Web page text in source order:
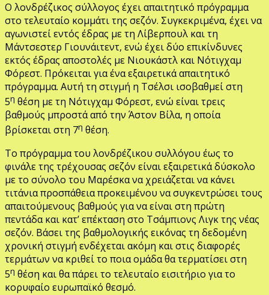
Ο λονδρέζικος σύλλογος έχει απαιτητικό πρόγραμμα
στο τελευταίο κομμάτι της σεζόν. Συγκεκριμένα, έχει να
αγωνιστεί εντός έδρας με τη Λίβερπουλ και τη
Μάντσεστερ Γιουνάιτεντ, ενώ έχει δύο επικίνδυνες
εκτός έδρας αποστολές με Νιουκάστλ και Νότιγχαμ
Φόρεστ. Πρόκειται για ένα εξαιρετικά απαιτητικό
πρόγραμμα. Αυτή τη στιγμή η Τσέλσι ισοβαθμεί στη
5η θέση με τη Νότιγχαμ Φόρεστ, ενώ είναι τρεις
βαθμούς μπροστά από την Άστον Βίλα, η οποία
βρίσκεται στη 7η θέση.
Το πρόγραμμα του λονδρέζικου συλλόγου έως το
φινάλε της τρέχουσας σεζόν είναι εξαιρετικά δύσκολο
με το σύνολο του Μαρέσκα να χρειάζεται να κάνει
τιτάνια προσπάθεια προκειμένου να συγκεντρώσει τους
απαιτούμενους βαθμούς για να είναι στη πρώτη
πεντάδα και κατ’ επέκταση στο Τσάμπιονς Λιγκ της νέας
σεζόν. Βάσει της βαθμολογικής εικόνας τη δεδομένη
χρονική στιγμή ενδέχεται ακόμη και στις διαφορές
τερμάτων να κριθεί το ποια ομάδα θα τερματίσει στη
5η θέση και θα πάρει το τελευταίο εισιτήριο για το
κορυφαίο ευρωπαϊκό θεσμό.